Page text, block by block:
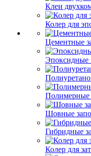
Клеи
Колер для
Цементные
Эпоксидные
Полимерные
Шовные
Гибридные
Колер для